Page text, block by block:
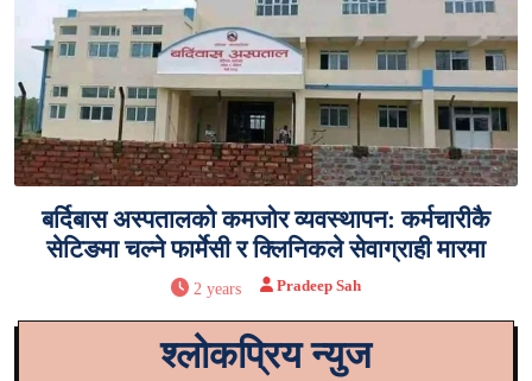
बर्दिबास अस्पतालको कमजोर व्यवस्थापन: कर्मचारीकै
सेटिङमा चल्ने फार्मेसी र क्लिनिकले सेवाग्राही मारमा
2 years Pradeep Sah
श्लोकप्रिय न्युज